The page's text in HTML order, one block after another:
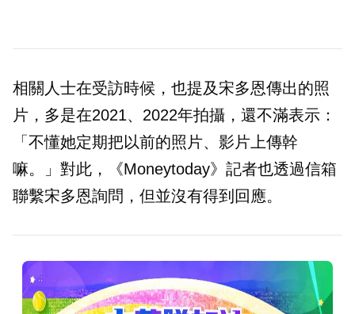
相關人士在受訪時候，也提及宋多恩傳出的照
片，多是在2021、2022年拍攝，還不滿表示：
「不懂她定期把以前的照片、影片上傳幹
嘛。」對此，《Moneytoday》記者也透過信箱
聯繫宋多恩詢問，但並沒有得到回應。